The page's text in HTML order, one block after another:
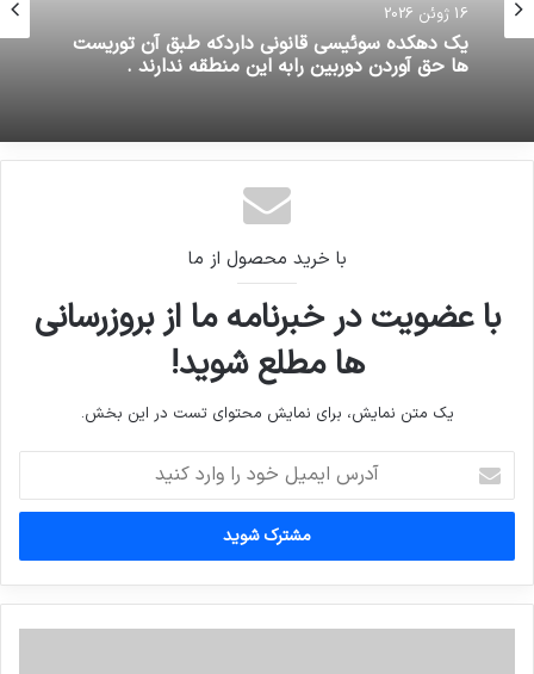
16 ژوئن 2026
یک دهکده سوئیسی قانونی داردکه طبق آن توریست
ها حق آوردن دوربین رابه این منطقه ندارند .
با خرید محصول از ما
با عضویت در خبرنامه ما از بروزرسانی
ها مطلع شوید!
یک متن نمایش، برای نمایش محتوای تست در این بخش.
ایمیل
خود
وارد
کنید